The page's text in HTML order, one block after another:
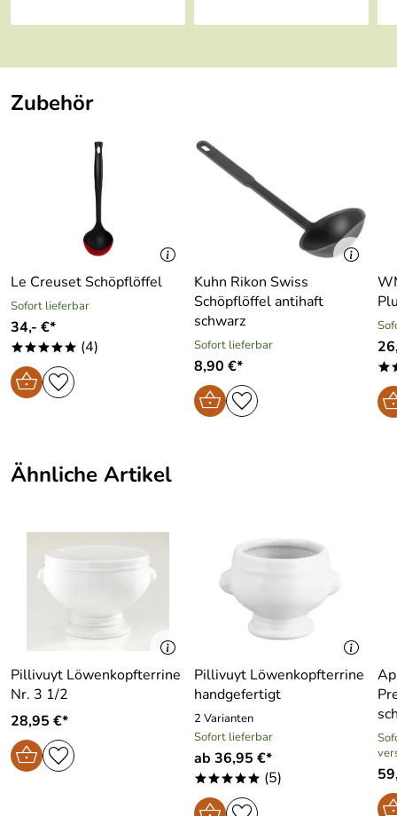
Gefriertruhenfe
ja
hohe Kantenschlagfestigkeit
be green: Umwelt-Qualitäts-
Zubehör
Le Creuset Schöpflöffel
Sofort lieferbar
34,- €*
***** (4)
Kuhn Rikon Swiss
Schöpflöffel antihaft
schwarz
Sofort lieferbar
8,90 €*
Ähnliche Artikel
Pillivuyt Löwenkopfterrine
Nr. 3 1/2
28,95 €*
Pillivuyt Löwenkopfterrine
handgefertigt
2 Varianten
Sofort lieferbar
ab 36,95 €*
***** (5)